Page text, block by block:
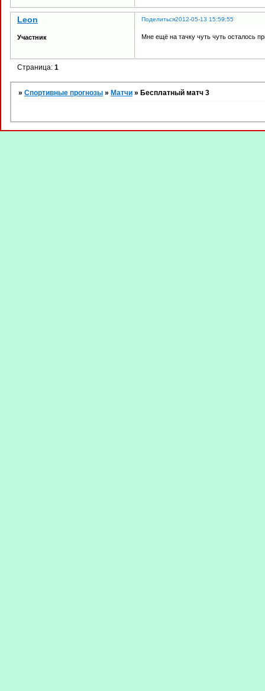
Поделиться2012-05-13 15:59:55
Leon
Участник Мне ещё на тачку чуть чуть осталось
Страница:1
»Спортивные прогнозы »Матчи »Бесплатный матч 3